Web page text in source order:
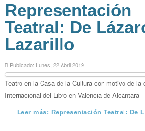
Representación
Teatral: De
Lazarillo
Publicado: Lunes, 22 Abril 2019
Teatro en la Casa de la Cultura con motivo de la
Internacional del Libro en Valencia de Alcántara
Leer más: Representación Teatral: De